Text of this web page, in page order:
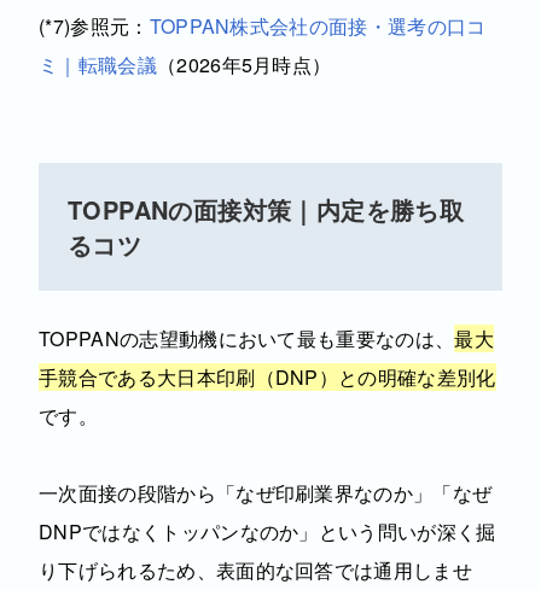
(*7)参照元： TOPPAN株式会社の面接・選考の口コ
ミ｜転職会議（2026年5月時点）
TOPPANの面接対策｜内定を勝ち取
るコツ
TOPPANの志望動機において最も重要なのは、最大
手競合である大日本印刷（DNP）との明確な差別化
です。
一次面接の段階から「なぜ印刷業界なのか」「なぜ
DNPではなくトッパンなのか」という問いが深く掘
り下げられるため、表面的な回答では通用しませ